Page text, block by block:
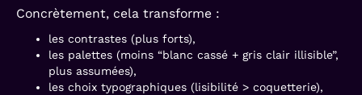
Concrètement, cela transforme :
les contrastes (plus forts),
les palettes (moins “blanc cassé + gris clair illisible”,
plus assumées),
les choix typographiques (lisibilité > coquetterie),